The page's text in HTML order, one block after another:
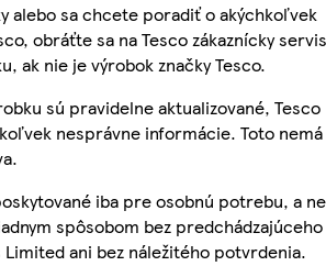
alebo sa chcete poradiť o akýchkoľvek
obráťte sa na Tesco zákaznícky
ak nie je výrobok značky Tesco.
sú pravidelne aktualizované, Tesco
nesprávne informácie. Toto
iba pre osobnú potrebu, a
spôsobom bez predchádzajúceho
Limited ani bez náležitého potvrdenia.